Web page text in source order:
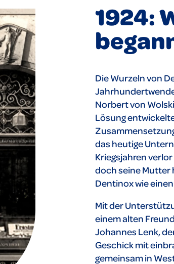
1924:
Die Wurzeln von
Norbert von
Lösung
das heutige
Kriegsjahren
doch seine Mutter
Dentinox wie
Mit der
einem alten
Johannes Lenk,
Geschick mit
gemeinsam in